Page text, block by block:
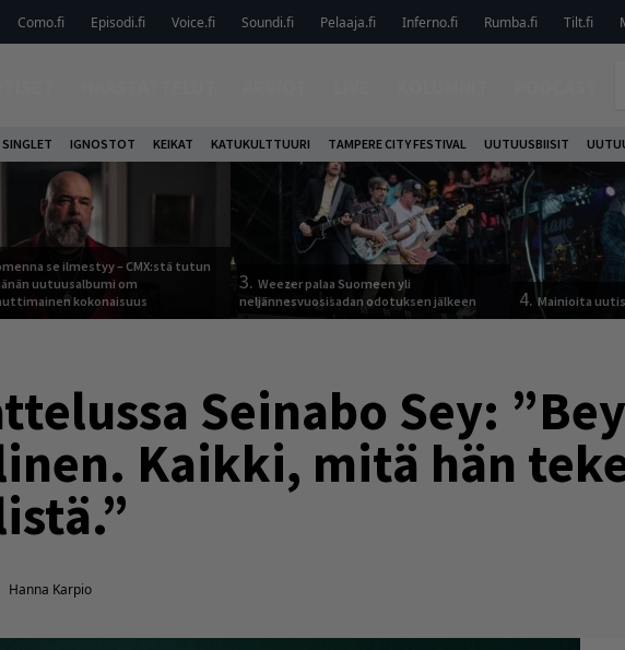
Como.fi Episodi.fi Voice.fi Soundi.fi Pelaaja.fi Inferno.fi Rumba.fi Tilt.fi
SINGLET IGNOSTOT KEIKAT KATUKULTTUURI TAMPERE CITY FESTIVAL UUTUUSBIISIT
se ilmestyy – CMX:stä tutun
uutuusalbumi om
kokonaisuus
3. Weezer palaa Suomeen yli
neljännesvuosisadan odotuksen jälkeen
4.Mainioita
Seinabo Sey:
Kaikki, mitä hän
Hanna Karpio